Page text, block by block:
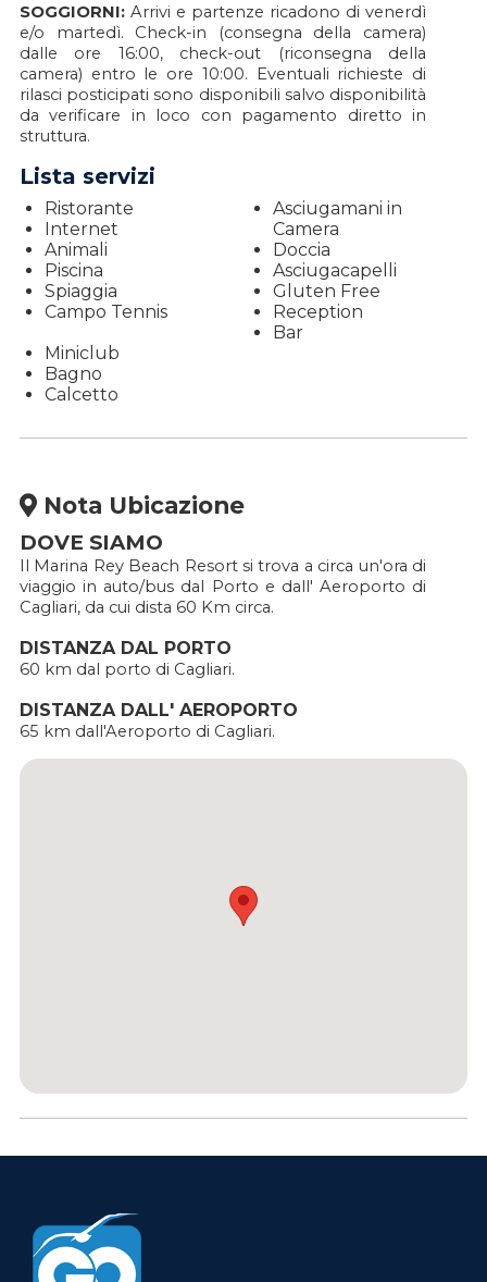
SOGGIORNI:Arrivi e partenze ricadono di venerdì
e/o martedì. Check-in (consegna della camera)
dalle ore 16:00, check-out (riconsegna della
camera) entro le ore 10:00. Eventuali richieste di
rilasci posticipati sono disponibili salvo disponibilità
da verificare in loco con pagamento diretto in
struttura.
Lista servizi
Ristorante
Internet
Animali
Piscina
Spiaggia
Campo Tennis
Asciugamani in
Camera
Doccia
Asciugacapelli
Gluten Free
Reception
Bar
Miniclub
Bagno
Calcetto
Nota Ubicazione
DOVE SIAMO
Il Marina Rey Beach Resort si trova a circa un'ora di
viaggio in auto/bus dal Porto e dall' Aeroporto di
Cagliari, da cui dista 60 Km circa.
DISTANZA DAL PORTO
60 km dal porto di Cagliari.
DISTANZA DALL' AEROPORTO
65 km dall'Aeroporto di Cagliari.